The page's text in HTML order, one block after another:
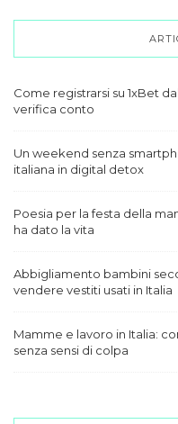
Come registrarsi su 1xBet
verifica conto
Un weekend senza
italiana in digital detox
Poesia per la festa della
ha dato la vita
Abbigliamento bambini
vendere vestiti usati in Italia
Mamme e lavoro in Italia:
senza sensi di colpa